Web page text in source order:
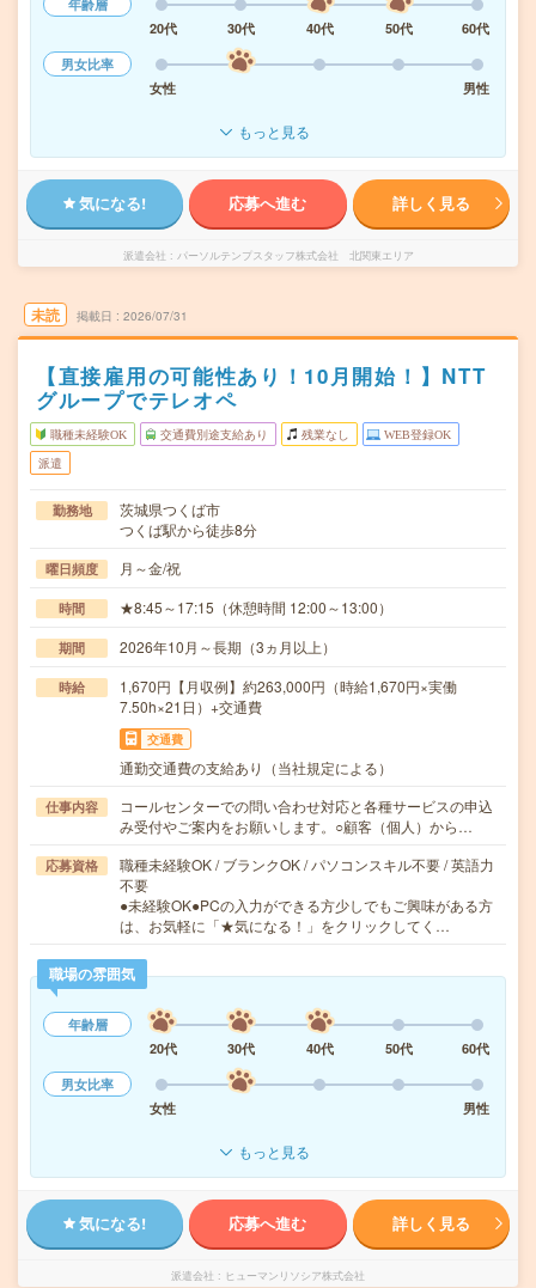
年齢層
20代
30代 40代 50代
60代
男女比率
女性
男性
もっと見る
気になる! 応募へ進む 詳しく見る
派遣会社 パーソルテンプスタッフ株式会社 北関東エリア
未読 掲載日 2026/07/31
【直接雇用の可能性あり！10月開始！】NTT
グループでテレオペ
職種未経験OK 交通費別途支給あり 残業なし WEB登録OK
派遣
勤務地
茨城県つくば市
つくば駅から徒歩8分
曜日頻度 月～金/祝
時間 ★8:45～17:15（休憩時間 12:00～13:00）
期間 2026年10月～長期（3ヵ月以上）
時給
1,670円【月収例】約263,000円（時給1,670円×実働
7.50h×21日）+交通費
交通費
通勤交通費の支給あり（当社規定による）
仕事内容
コールセンターでの問い合わせ対応と各種サービスの申込
み受付やご案内をお願いします。○顧客（個人）から…
応募資格
職種未経験OK / ブランクOK / パソコンスキル不要 / 英語力
不要
●未経験OK●PCの入力ができる方少しでもご興味がある方
は、お気軽に「★気になる！」をクリックしてく…
職場の雰囲気
年齢層
20代
30代 40代 50代
60代
男女比率
女性
男性
もっと見る
気になる! 応募へ進む 詳しく見る
派遣会社 ヒューマンリソシア株式会社